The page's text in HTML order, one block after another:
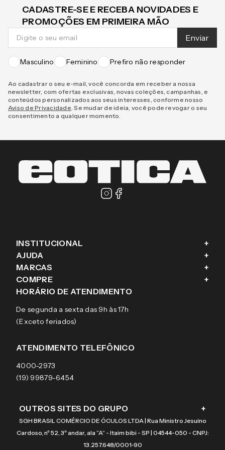
CADASTRE-SE E RECEBA NOVIDADES E
PROMOÇÕES EM PRIMEIRA MÃO
Enviar
Masculino Feminino Prefiro não responder
Ao cadastrar o seu e-mail, você concorda em receber a nossa
newsletter, com ofertas exclusivas, novas coleções, campanhas, e
conteúdos personalizados aos seus interesses, conforme nosso
Aviso de Privacidade . Se mudar de ideia, você pode revogar o seu
consentimento a qualquer momento.
INSTITUCIONAL +
Sobre a eÓtica
Aviso de privacidade
Termos e condições de uso
AJUDA +
Trocas e Devoluções
Pagamentos
Garantias
MARCAS +
Ray-Ban
Tecnol
Arnette
Burberry
COMPRE +
Óculos de sol
Lentes de contato
HORÁRIO DE ATENDIMENTO
De segunda a sexta das 9h às 17h
(Exceto feriados)
ATENDIMENTO TELEFÔNICO
4000-2973
(19) 99879-6454
OUTROS SITES DO GRUPO +
SGH BRASIL COMÉRCIO DE ÓCULOS LTDA | Rua Ministro Jesuíno
Cardoso, nº 52, 3º andar, ala “A” - Itaim bibi - SP | 04544-050 - CNPJ:
13.257.648/0001-90